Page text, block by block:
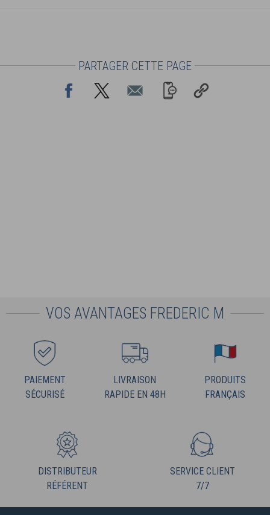
PARTAGER CETTE PAGE
VOS AVANTAGES FREDERIC M
PAIEMENT
SÉCURISÉ
LIVRAISON
RAPIDE EN 48H
PRODUITS
FRANÇAIS
DISTRIBUTEUR
RÉFÉRENT
SERVICE CLIENT
7/7